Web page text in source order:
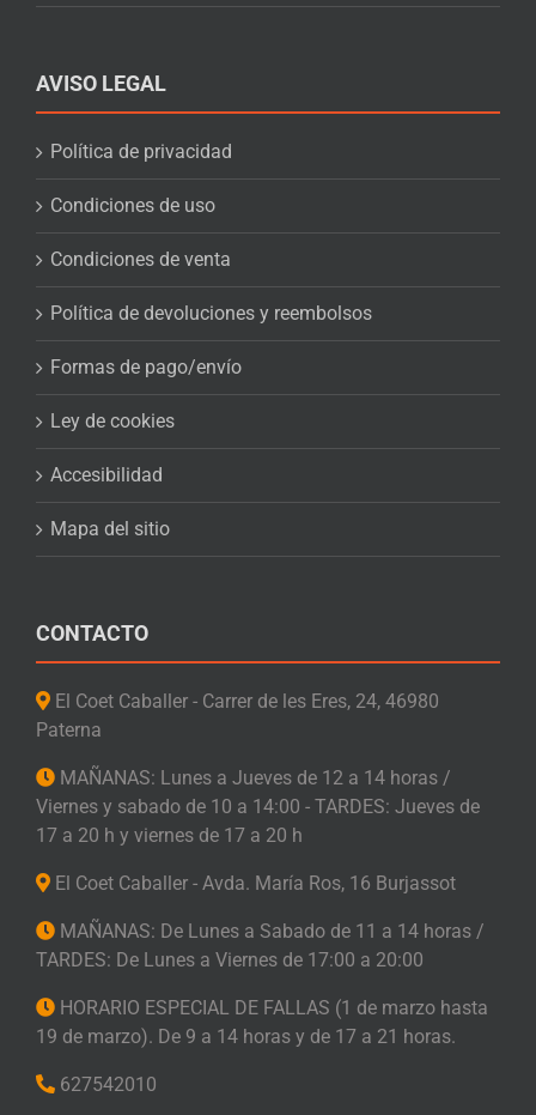
AVISO LEGAL
Política de privacidad
Condiciones de uso
Condiciones de venta
Política de devoluciones y reembolsos
Formas de pago/envío
Ley de cookies
Accesibilidad
Mapa del sitio
CONTACTO
El Coet Caballer - Carrer de les Eres, 24, 46980
Paterna
MAÑANAS: Lunes a Jueves de 12 a 14 horas /
Viernes y sabado de 10 a 14:00 - TARDES: Jueves de
17 a 20 h y viernes de 17 a 20 h
El Coet Caballer - Avda. María Ros, 16 Burjassot
MAÑANAS: De Lunes a Sabado de 11 a 14 horas /
TARDES: De Lunes a Viernes de 17:00 a 20:00
HORARIO ESPECIAL DE FALLAS (1 de marzo hasta
19 de marzo). De 9 a 14 horas y de 17 a 21 horas.
627542010